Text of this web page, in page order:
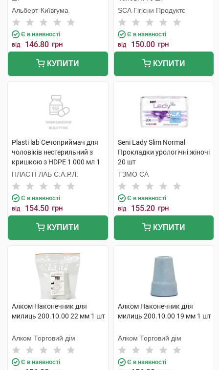
Альберт-Київгума
Є в наявності
від 146.80 грн
КУПИТИ
SCA Гігієни Продуктс
Є в наявності
від 150.00 грн
КУПИТИ
Plasti lab Сечоприймач для
чоловіків нестерильний з
кришкою з HDPE 1 000 мл 1
шт
ПЛАСТІ ЛАБ С.А.Р.Л.
Є в наявності
від 154.50 грн
КУПИТИ
Seni Lady Slim Normal
Прокладки урологічні жіночі
20 шт
ТЗМО СА
Є в наявності
від 155.20 грн
КУПИТИ
Алком Наконечник для
милиць 200.10.00 22 мм 1 шт
Алком Торговий дім
Є в наявності
Алком Наконечник для
милиць 200.10.00 19 мм 1 шт
Алком Торговий дім
Є в наявності